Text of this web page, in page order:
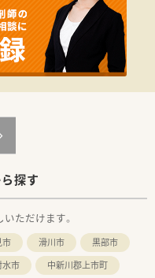
】
おり、周囲と協力しながら
います。
る方や、地域に密着して患者
適です。
ており、普通自動車の運転
いるため経営基盤が非常に
ができます。
な特徴です。
探す
ただけます。
市 滑川市
黒部市
水市
中新川郡上市町